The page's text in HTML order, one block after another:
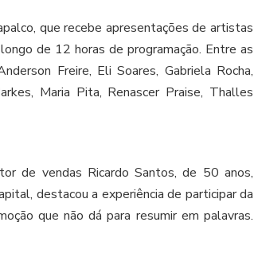
que recebe apresentações de artistas
de 12 horas de programação. Entre as
Freire, Eli Soares, Gabriela Rocha,
Maria Pita, Renascer Praise, Thalles
de vendas Ricardo Santos, de 50 anos,
destacou a experiência de participar da
que não dá para resumir em palavras.